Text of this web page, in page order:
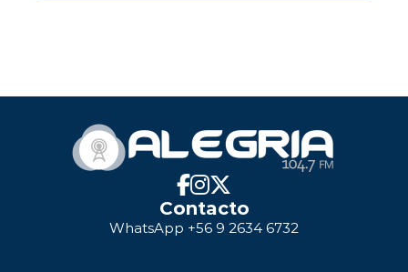
Contacto
WhatsApp +56 9 2634 6732